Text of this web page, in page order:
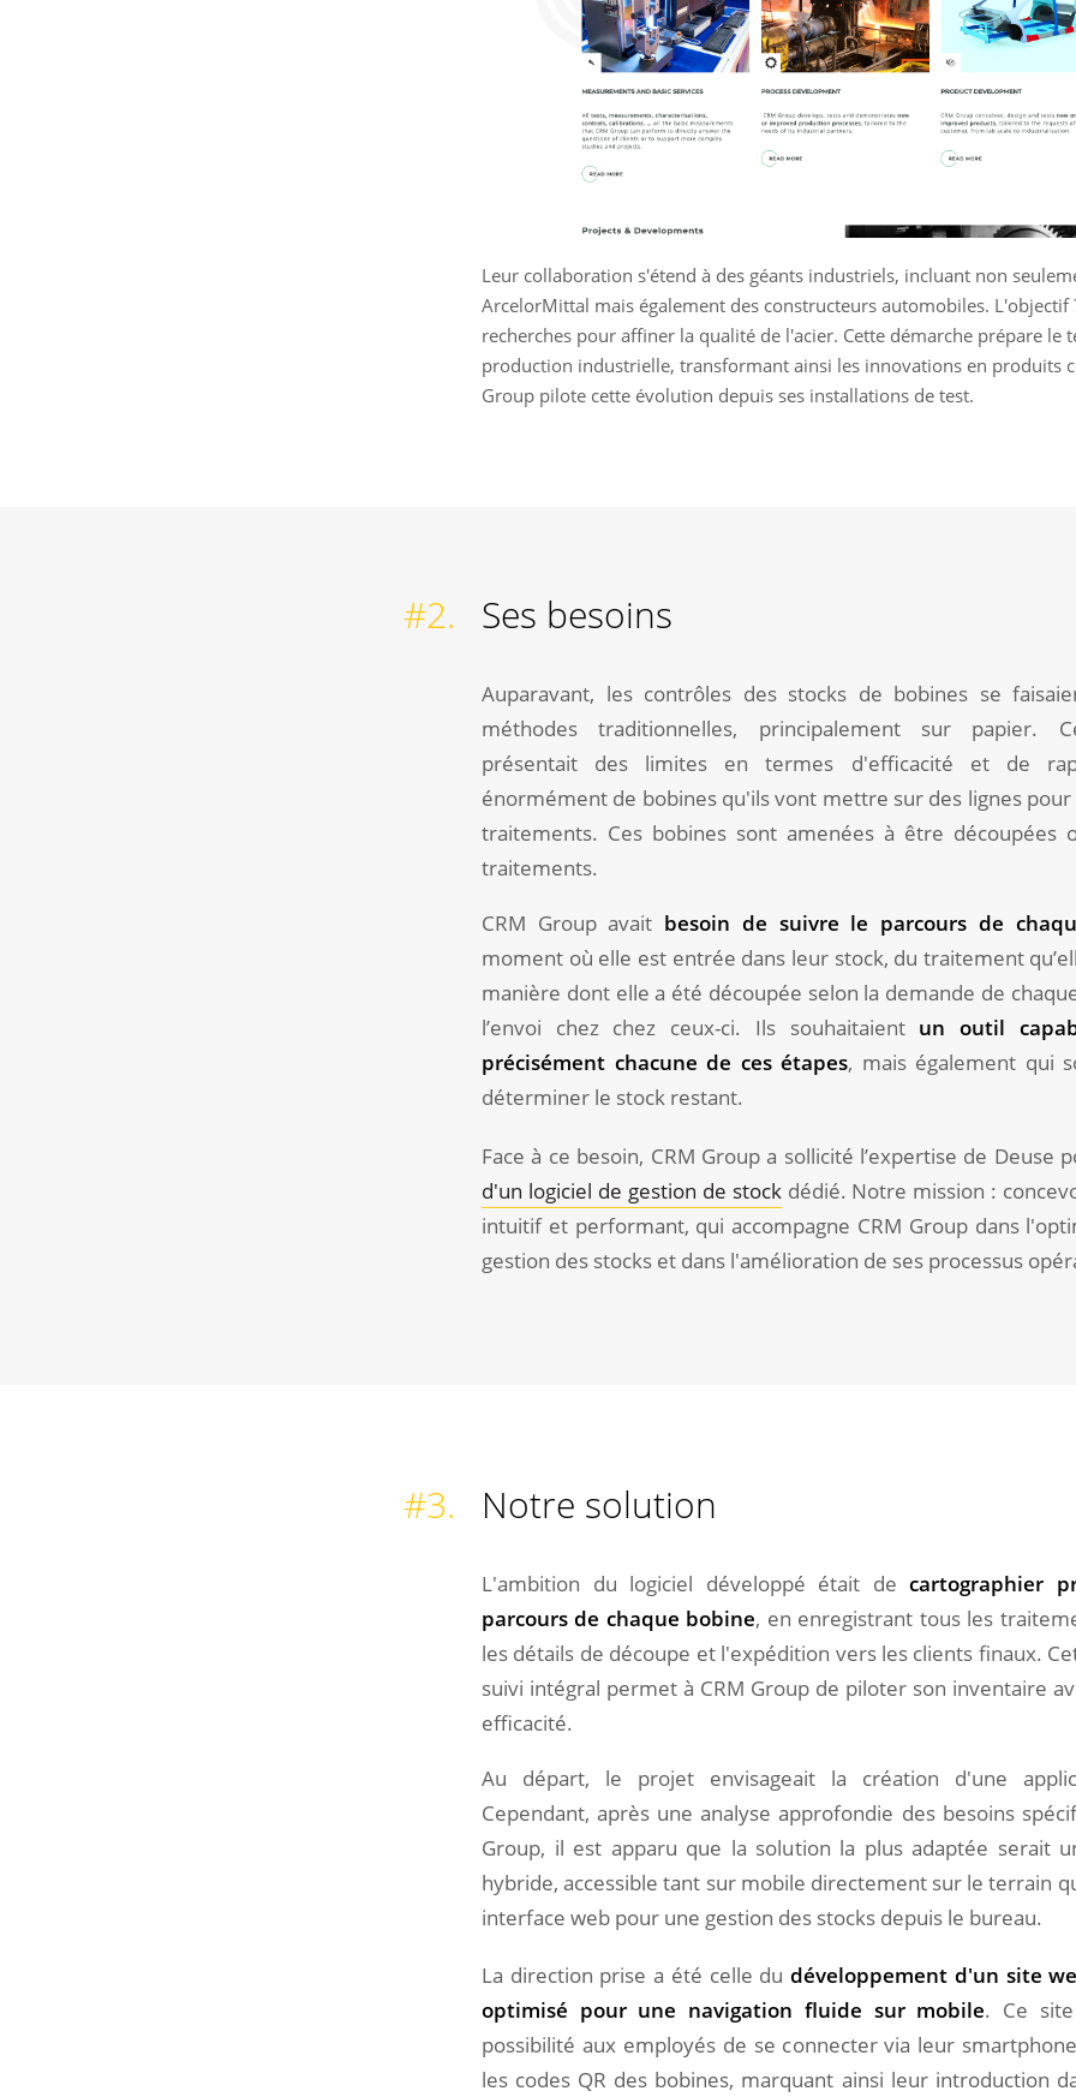
Leur collaboration s'étend à des géants industriels, incluant non
ArcelorMittal mais également des constructeurs automobiles. L'objectif
recherches pour affiner la qualité de l'acier. Cette démarche prépare le
production industrielle, transformant ainsi les innovations en produits
Group pilote cette évolution depuis ses installations de test.
#2. Ses besoins
Auparavant, les contrôles des stocks de bobines se
méthodes traditionnelles, principalement sur papier.
présentait des limites en termes d'efficacité et de
énormément de bobines qu'ils vont mettre sur des lignes
traitements. Ces bobines sont amenées à être découpées
traitements.
CRM Group avait besoin de suivre le parcours de
moment où elle est entrée dans leur stock, du traitement
manière dont elle a été découpée selon la demande de
l’envoi chez chez ceux-ci. Ils souhaitaient un outil
précisément chacune de ces étapes, mais également qui
déterminer le stock restant.
Face à ce besoin, CRM Group a sollicité l’expertise de Deuse
d'un logiciel de gestion de stockdédié. Notre mission :
intuitif et performant, qui accompagne CRM Group dans
gestion des stocks et dans l'amélioration de ses processus
#3. Notre solution
L'ambition du logiciel développé était de cartographier
parcours de chaque bobine, en enregistrant tous les
les détails de découpe et l'expédition vers les clients finaux.
suivi intégral permet à CRM Group de piloter son inventaire
efficacité.
Au départ, le projet envisageait la création d'une
Cependant, après une analyse approfondie des besoins
Group, il est apparu que la solution la plus adaptée serait
hybride, accessible tant sur mobile directement sur le terrain
interface web pour une gestion des stocks depuis le bureau.
La direction prise a été celle dudéveloppement d'un site
optimisé pour une navigation fluide sur mobile. Ce
possibilité aux employés de se connecter via leur
les codes QR des bobines, marquant ainsi leur introduction